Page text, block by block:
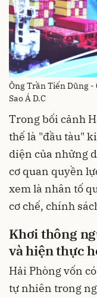
Ông Trần Tiến Dũng
Sao Á D.C
Trong bối cảnh
thế là "đầu tàu"
diện của những
cơ quan quyền
xem là nhân tố
cơ chế, chính
Khơi thông
và hiện thực
Hải Phòng vốn
tự nhiên trong